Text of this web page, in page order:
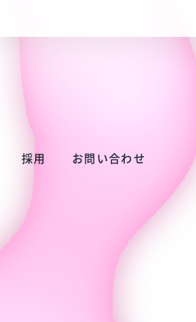
採用 お問い合わせ